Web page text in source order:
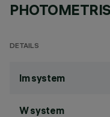
DETAILS
lm system
W system